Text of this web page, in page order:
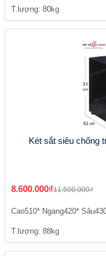
T.lượng: 80kg
Két sắt siêu chống
8.600.000₫11.500.000₫
Cao510* Ngang420*
T.lượng: 88kg